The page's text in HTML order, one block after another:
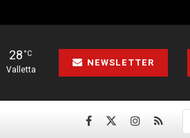
28°C
Valletta
NEWSLETTER